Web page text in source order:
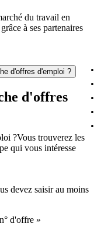
du travail en
à ses partenaires
d'offres d'emploi ?
d'offres
?Vous trouverez les
qui vous intéresse
devez saisir au moins
d'offre »